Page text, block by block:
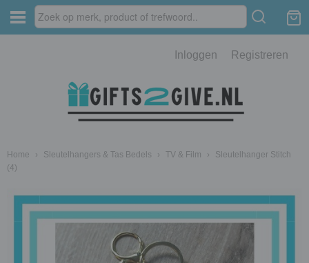
Inloggen Registreren
Home › Sleutelhangers & Tas Bedels › TV & Film ›
Sleutelhanger Stitch
(4)